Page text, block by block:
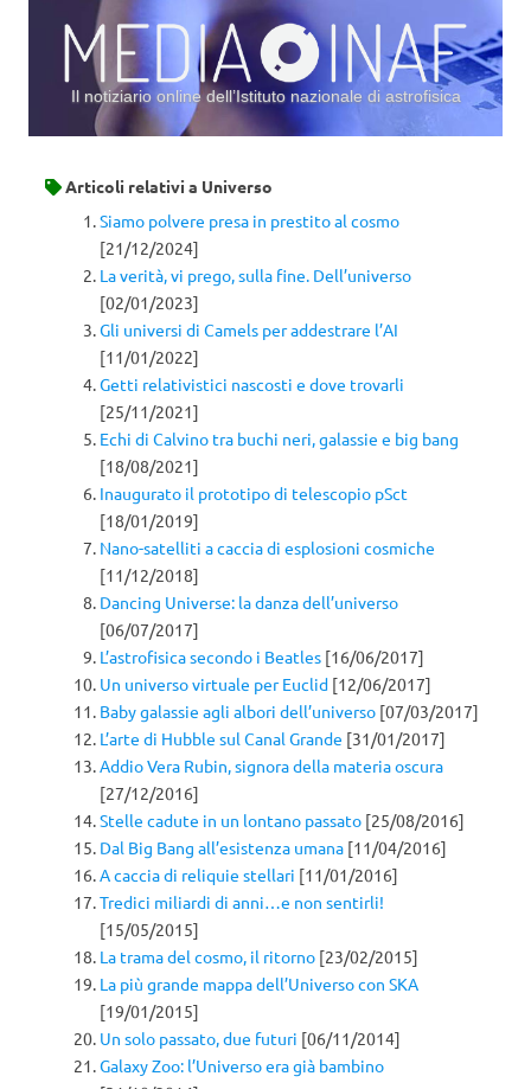
Il notiziario online dell’Istituto nazionale di astrofisica
Articoli relativi a Universo
Siamo polvere presa in prestito al cosmo
[21/12/2024]
La verità, vi prego, sulla fine. Dell’universo
[02/01/2023]
Gli universi di Camels per addestrare l’AI
[11/01/2022]
Getti relativistici nascosti e dove trovarli
[25/11/2021]
Echi di Calvino tra buchi neri, galassie e big bang
[18/08/2021]
Inaugurato il prototipo di telescopio pSct
[18/01/2019]
Nano-satelliti a caccia di esplosioni cosmiche
[11/12/2018]
Dancing Universe: la danza dell’universo
[06/07/2017]
L’astrofisica secondo i Beatles [16/06/2017]
Un universo virtuale per Euclid [12/06/2017]
Baby galassie agli albori dell’universo [07/03/2017]
L’arte di Hubble sul Canal Grande [31/01/2017]
Addio Vera Rubin, signora della materia oscura
[27/12/2016]
Stelle cadute in un lontano passato [25/08/2016]
Dal Big Bang all’esistenza umana [11/04/2016]
A caccia di reliquie stellari [11/01/2016]
Tredici miliardi di anni…e non sentirli!
[15/05/2015]
La trama del cosmo, il ritorno [23/02/2015]
La più grande mappa dell’Universo con SKA
[19/01/2015]
Un solo passato, due futuri [06/11/2014]
Galaxy Zoo: l’Universo era già bambino